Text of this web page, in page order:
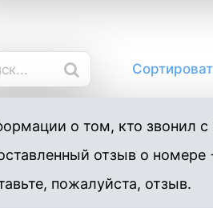
о том, кто звонил с
отзыв о
пожалуйста, отзыв.